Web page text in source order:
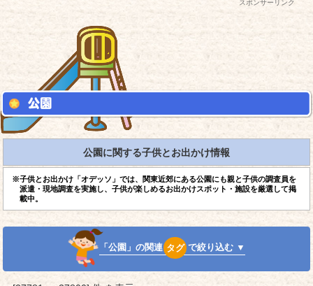
スポンサーリンク
公園に関する子供とお出かけ情報
※子供とお出かけ「オデッソ」では、関東近郊にある公園にも親と子供の調査員を
派遣・現地調査を実施し、子供が楽しめるお出かけスポット・施設を厳選して掲
載中。
「公園」の関連 タグ で絞り込む ▼